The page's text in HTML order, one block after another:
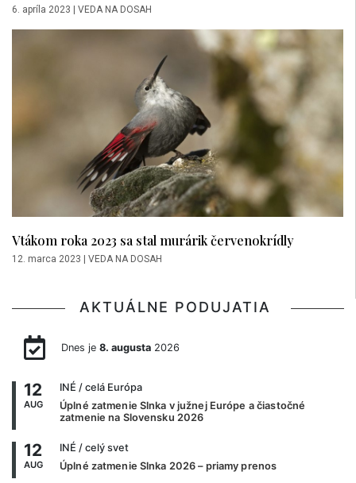
6. apríla 2023 | VEDA NA DOSAH
Vtákom roka 2023 sa stal murárik červenokrídly
12. marca 2023 VEDA NA DOSAH
AKTUÁLNE PODUJATIA
Dnes je 8. augusta2026
12
AUG
INÉ / celá Európa
Úplné zatmenie Slnka v južnej Európe a čiastočné
zatmenie na Slovensku 2026
12
AUG
INÉ / celý svet
Úplné zatmenie Slnka 2026 – priamy prenos